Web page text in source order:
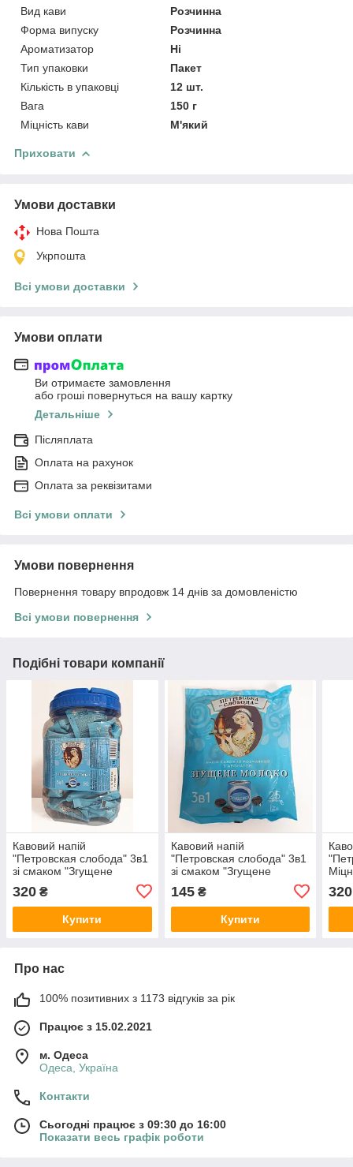
Вид кави
Розчинна
Форма випуску
Розчинна
Ароматизатор
Ні
Тип упаковки
Пакет
Кількість в упаковці
12 шт.
Вага
150 г
Міцність кави
М'який
Приховати
Умови доставки
Нова Пошта
Укрпошта
Всі умови доставки
Умови оплати
Ви отримаєте замовлення
або гроші повернуться на вашу картку
Детальніше
Післяплата
Оплата на рахунок
Оплата за реквізитами
Всі умови оплати
Умови повернення
Повернення товару впродовж 14 днів за домовленістю
Всі умови повернення
Подібні товари компанії
Кавовий напій
"Петровская слобода" 3в1
зі смаком "Згущене
320 ₴
Купити
Кавовий напій
"Петровская слобода" 3в1
зі смаком "Згущене
145₴
Купити
320
Про нас
100% позитивних з 1173 відгуків за рік
Працює з 15.02.2021
м. Одеса
Одеса, Україна
Контакти
Сьогодні працює з 09:30 до 16:00
Показати весь графік роботи